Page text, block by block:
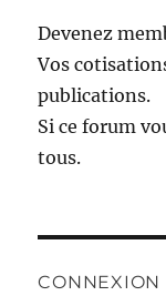
Devenez
Vos
publications.
Si ce forum
tous.
CONNEXION